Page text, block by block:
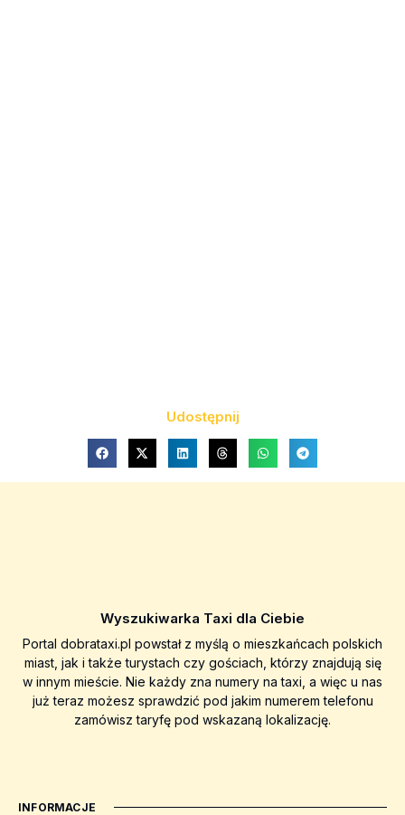
Udostępnij
Wyszukiwarka Taxi dla Ciebie
Portal dobrataxi.pl powstał z myślą o mieszkańcach polskich
miast, jak i także turystach czy gościach, którzy znajdują się
w innym mieście. Nie każdy zna numery na taxi, a więc u nas
już teraz możesz sprawdzić pod jakim numerem telefonu
zamówisz taryfę pod wskazaną lokalizację.
INFORMACJE